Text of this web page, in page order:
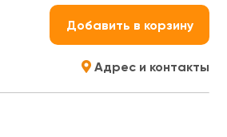
Добавить в корзину
Адрес и контакты